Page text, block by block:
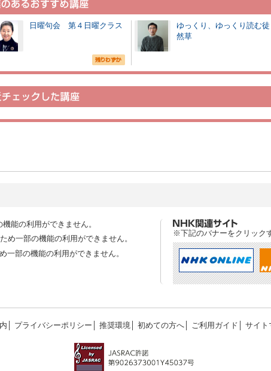
日曜句会 第４日曜クラス
ゆっくり、ゆっくり読む徒
然草
能の利用ができません。
め一部の機能の利用ができません。
一部の機能の利用ができません。
※下記のバナーをクリック
プライバシーポリシー 推奨環境 初めての方へ ご利用ガイド サイト